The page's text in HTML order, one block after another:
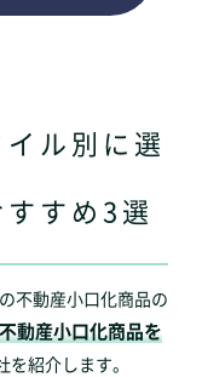
ル別に選
すめ3選
不動産小口化商品の
動産小口化商品を
紹介します。